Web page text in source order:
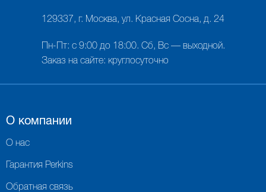
129337, г. Москва, ул. Красная Сосна, д. 24
Пн-Пт: с 9:00 до 18:00. Сб, Вс — выходной.
Заказ на сайте: круглосуточно
О компании
О нас
Гарантия Perkins
Обратная связь